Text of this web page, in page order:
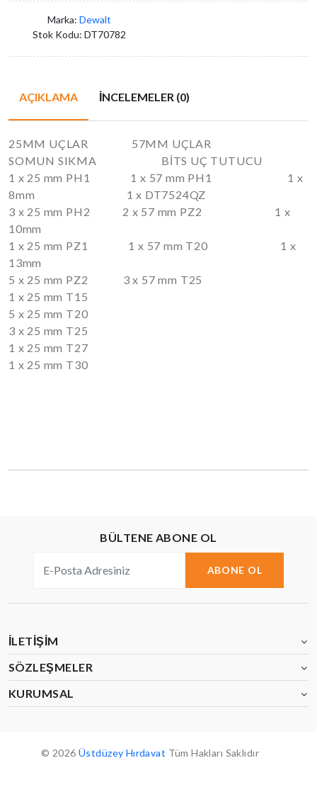
Marka: Dewalt
Stok Kodu: DT70782
AÇIKLAMA İNCELEMELER (0)
25MM UÇLAR 57MM UÇLAR
SOMUN SIKMA BİTS UÇ TUTUCU
1 x 25 mm PH1 1 x 57 mm PH1 1 x
8mm 1 x DT7524QZ
3 x 25 mm PH2 2 x 57 mm PZ2 1 x
10mm
1 x 25 mm PZ1 1 x 57 mm T20 1 x
13mm
5 x 25 mm PZ2 3 x 57 mm T25
1 x 25 mm T15
5 x 25 mm T20
3 x 25 mm T25
1 x 25 mm T27
1 x 25 mm T30
BÜLTENE ABONE OL
ABONE OL
İLETIŞIM
SÖZLEŞMELER
KURUMSAL
© 2026 Üstdüzey Hırdavat Tüm Hakları Saklıdır